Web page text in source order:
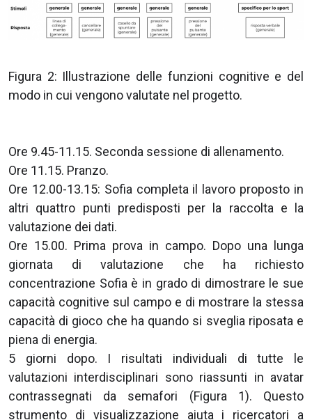
Figura 2: Illustrazione delle funzioni cognitive e del
modo in cui vengono valutate nel progetto.
Ore 9.45-11.15. Seconda sessione di allenamento.
Ore 11.15. Pranzo.
Ore 12.00-13.15: Sofia completa il lavoro proposto in
altri quattro punti predisposti per la raccolta e la
valutazione dei dati.
Ore 15.00. Prima prova in campo. Dopo una lunga
giornata di valutazione che ha richiesto
concentrazione Sofia è in grado di dimostrare le sue
capacità cognitive sul campo e di mostrare la stessa
capacità di gioco che ha quando si sveglia riposata e
piena di energia.
5 giorni dopo. I risultati individuali di tutte le
valutazioni interdisciplinari sono riassunti in avatar
contrassegnati da semafori (Figura 1). Questo
strumento di visualizzazione aiuta i ricercatori a